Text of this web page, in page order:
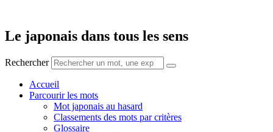
contenu
Le japonais dans tous les sens
Rechercher
Accueil
Parcourir les mots
Mot japonais au hasard
Classements des mots par critères
Glossaire